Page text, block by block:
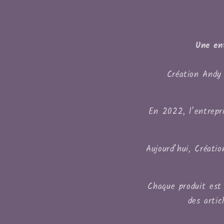
Une
Création
En 2022,
Aujourd’hui,
Chaque produit
des